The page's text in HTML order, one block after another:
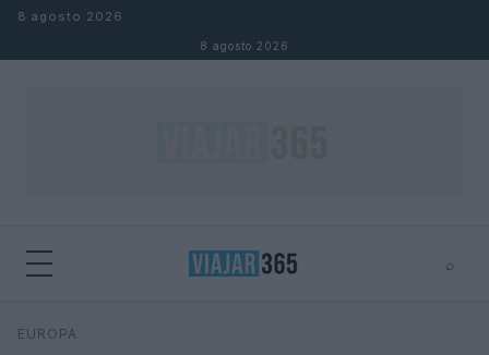
Saltar al contenido
8 agosto 2026
8 agosto 2026
⌕
Buscar
EUROPA